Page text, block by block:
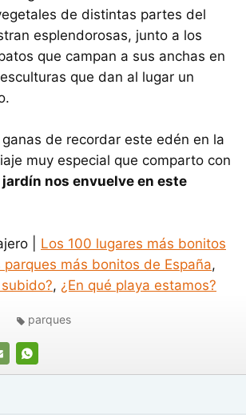
de distintas partes del
esplendorosas, junto a los
que campan a sus anchas en
que dan al lugar un
de recordar este edén en la
muy especial que comparto con
jardín nos envuelve en este
| Los 100 lugares más bonitos
parques más bonitos de España,
, ¿En qué playa estamos?
WHATSAPP
parques